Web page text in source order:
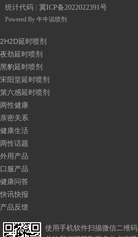
统计代码 冀ICP备2022022391号
Powered By 牛牛说喷剂
2H2D延时喷剂
夜劲延时喷剂
黑豹延时喷剂
宋阳堂延时喷剂
第六感延时喷剂
两性健康
亲密关系
健康生活
两性话题
外用产品
口服产品
健康问答
快讯快报
产品反馈
使用手机软件扫描微信二维码